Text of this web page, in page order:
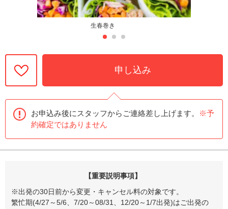
生春巻き
申し込み
お申込み後にスタッフからご連絡差し上げます。
※予
約確定ではありません
【重要説明事項】
※出発の30日前から変更・キャンセル料の対象です。
繁忙期(4/27～5/6、7/20～08/31、12/20～1/7出発)はご出発の